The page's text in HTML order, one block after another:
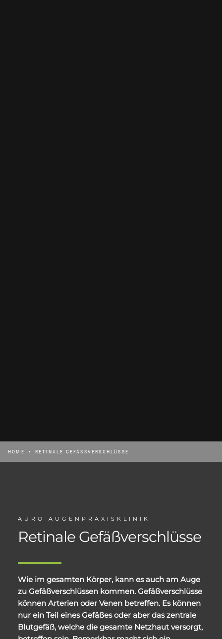
HOME RETINALE GEFÄSSVERSCHLÜSSE
AURO AUGENPRAXISKLINIK
Retinale Gefäßverschlüsse
Wie im gesamten Körper, kann es auch am Auge
zu Gefäßverschlüssen kommen. Gefäßverschlüsse
können Arterien oder Venen betreffen. Es können
nur ein Teil eines Gefäßes oder aber das zentrale
Blutgefäß, welche die gesamte Netzhaut versorgt,